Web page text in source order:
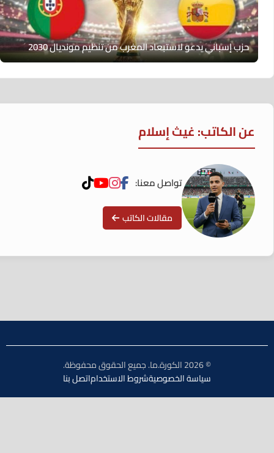
حزب إسباني يدعو لاستبعاد المغرب من تنظيم مونديال 2030
عن الكاتب: غيث إسلام
تواصل معنا:
مقالات الكاتب
سياسة الخصوصيةشروط الاستخداماتصل بنا